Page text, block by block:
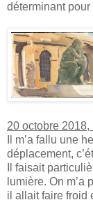
déterminant pour
20 octobre
Il m’a fallu une
déplacement,
Il faisait
lumière. On m’a
il allait faire froid